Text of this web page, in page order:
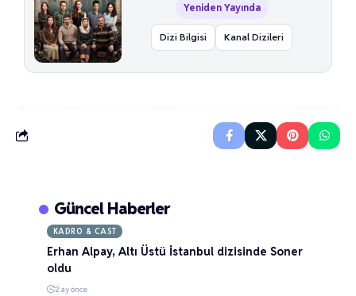
Yeniden Yayında
Dizi Bilgisi Kanal Dizileri
Güncel Haberler
KADRO & CAST
Erhan Alpay, Altı Üstü İstanbul dizisinde Soner
oldu
2 ay önce